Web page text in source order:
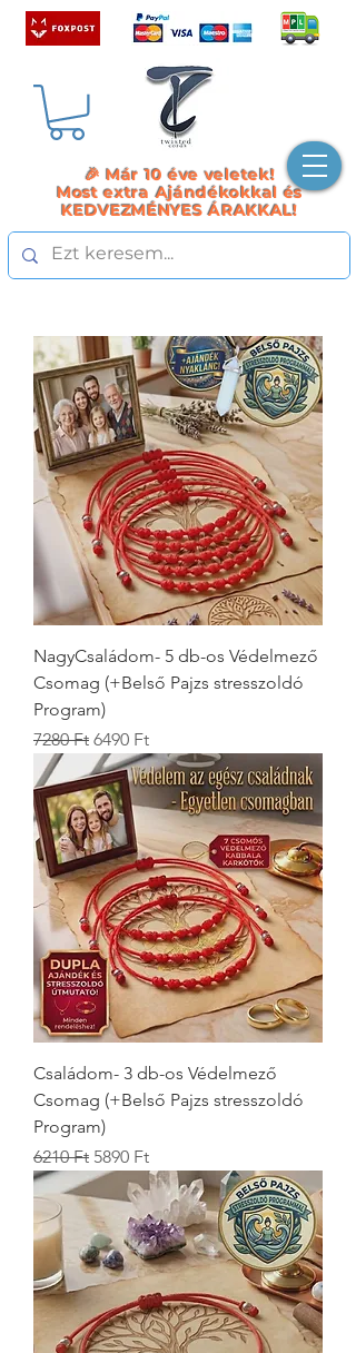
🎉 Már 10 éve veletek!
Most extra Ajándékokkal és
KEDVEZMÉNYES ÁRAKKAL!
NagyCsaládom- 5 db-os Védelmező
Csomag (+Belső Pajzs stresszoldó
Program)
Szokásos ár
7280 Ft Akciós ár
6490 Ft
Családom- 3 db-os Védelmező
Csomag (+Belső Pajzs stresszoldó
Program)
Szokásos ár
6210 Ft Akciós ár
5890 Ft